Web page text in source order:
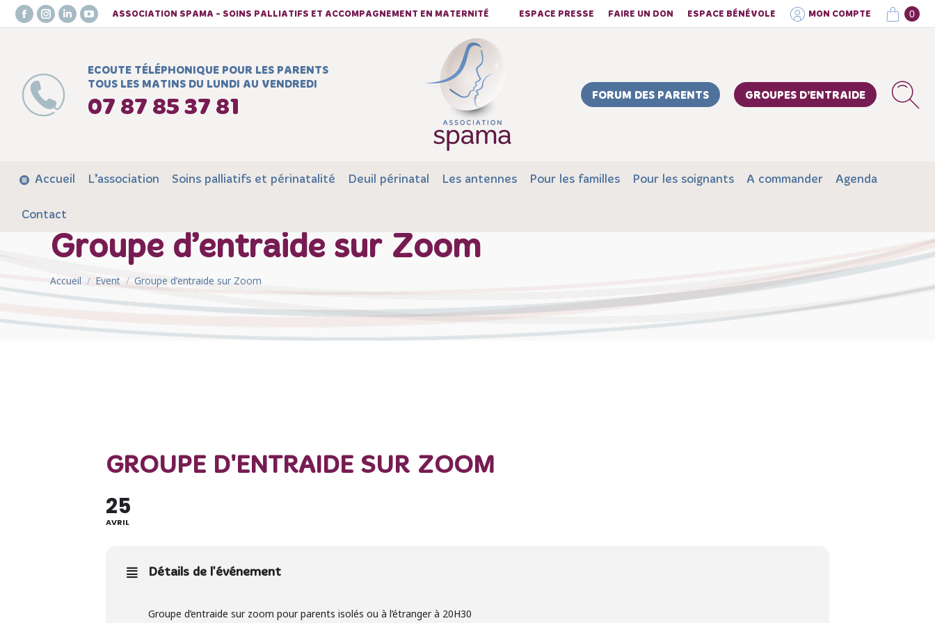
Facebook
in
new
window
Instagram
in
new
window
LinkedIn
window
YouTube
in
window
ASSOCIATION SPAMA - SOINS PALLIATIFS ET ACCOMPAGNEMENT EN MATERNITÉ ESPACE PRESSE FAIRE UN DON ESPACE BÉNÉVOLE MON COMPTE 0
ECOUTE TÉLÉPHONIQUE POUR LES PARENTS
TOUS LES MATINS DU LUNDI AU VENDREDI
07 87 85 37 81
FORUM DES PARENTS GROUPES D’ENTRAIDE
Accueil L’association Soins palliatifs et périnatalité Deuil périnatal Les antennes Pour les familles Pour les soignants A commander Agenda
Contact
Groupe d’entraide sur Zoom
Vous êtes ici :
Accueil Event Groupe d’entraide sur Zoom
GROUPE D'ENTRAIDE SUR ZOOM
25
AVRIL
Détails de l'événement
Groupe d’entraide sur zoom pour parents isolés ou à l’étranger à 20H30